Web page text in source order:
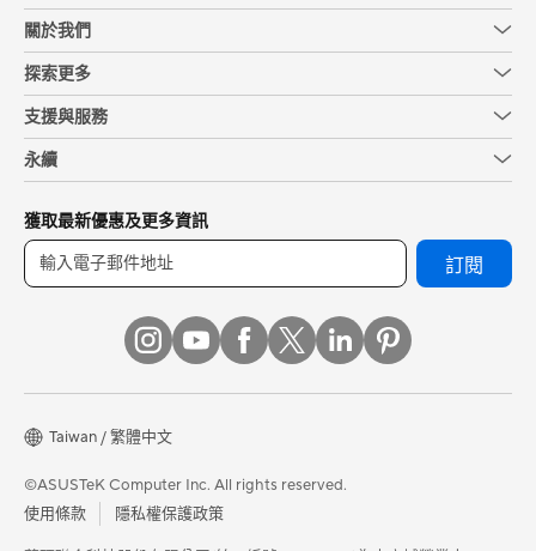
關於我們
探索更多
支援與服務
永續
獲取最新優惠及更多資訊
訂閱
Taiwan / 繁體中文
©ASUSTeK Computer Inc. All rights reserved.
使用條款
隱私權保護政策